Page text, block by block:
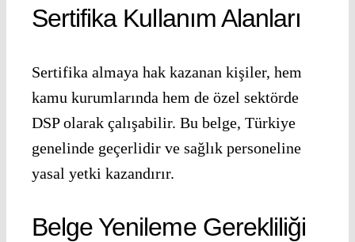
Sertifika Kullanım Alanları
Sertifika almaya hak kazanan kişiler, hem
kamu kurumlarında hem de özel sektörde
DSP olarak çalışabilir. Bu belge, Türkiye
genelinde geçerlidir ve sağlık personeline
yasal yetki kazandırır.
Belge Yenileme Gerekliliği